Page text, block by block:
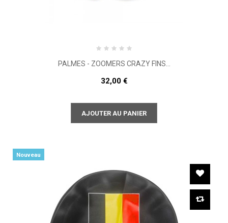
PALMES - ZOOMERS CRAZY FINS...
32,00 €
AJOUTER AU PANIER
Nouveau